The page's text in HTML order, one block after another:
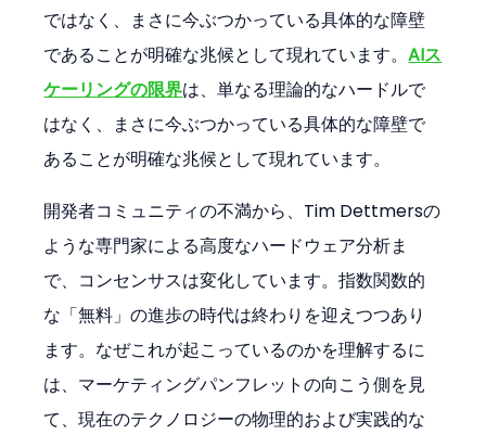
ではなく、まさに今ぶつかっている具体的な障壁
であることが明確な兆候として現れています。AIス
ケーリングの限界は、単なる理論的なハードルで
はなく、まさに今ぶつかっている具体的な障壁で
あることが明確な兆候として現れています。
開発者コミュニティの不満から、Tim Dettmersの
ような専門家による高度なハードウェア分析ま
で、コンセンサスは変化しています。指数関数的
な「無料」の進歩の時代は終わりを迎えつつあり
ます。なぜこれが起こっているのかを理解するに
は、マーケティングパンフレットの向こう側を見
て、現在のテクノロジーの物理的および実践的な